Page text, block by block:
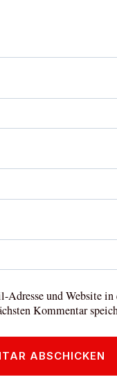
Adresse und Website in
Kommentar